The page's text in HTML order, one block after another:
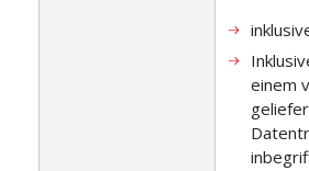
einem